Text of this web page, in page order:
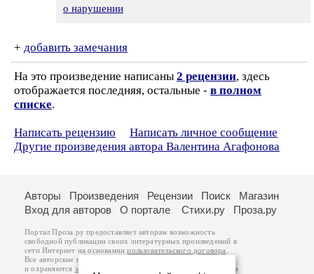
о нарушении
+ добавить замечания
На это произведение написаны 2 рецензии, здесь
отображается последняя, остальные - в полном
списке.
Написать рецензию
Написать личное сообщение
Другие произведения автора Валентина Агафонова
Авторы Произведения Рецензии Поиск
Магазин
Вход для авторов
О портале Стихи.ру Проза.ру
Портал Проза.ру предоставляет авторам возможность
свободной публикации своих литературных произведений в
сети Интернет на основаниипользовательского договора
Все авторские права на произведения принадлежат авторам
и охраняются законом . Перепечатка произведений возможна